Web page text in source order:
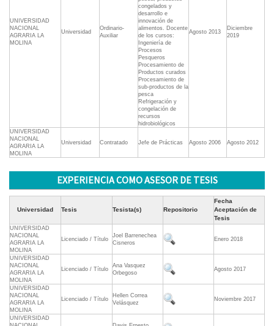
UNIVERSIDAD
NACIONAL
AGRARIA LA
MOLINA
Universidad
Ordinario-
Auxiliar
congelados y
desarrollo e
innovación de
alimentos. Docente
de los cursos:
Ingeniería de
Procesos
Pesqueros
Procesamiento de
Productos curados
Procesamiento de
sub-productos de la
pesca
Refrigeración y
congelación de
recursos
hidrobiológicos
Agosto 2013
Diciembre
2019
UNIVERSIDAD
NACIONAL
AGRARIA LA
MOLINA
Universidad Contratado Jefe de Prácticas Agosto 2006 Agosto 2012
EXPERIENCIA COMO ASESOR DE TESIS
Universidad Tesis Tesista(s) Repositorio
Fecha
Aceptación de
Tesis
UNIVERSIDAD
NACIONAL
AGRARIA LA
MOLINA
Licenciado / Título
Joel Barrenechea
Cisneros
Enero 2018
UNIVERSIDAD
NACIONAL
AGRARIA LA
MOLINA
Licenciado / Título
Ana Vasquez
Orbegoso
Agosto 2017
UNIVERSIDAD
NACIONAL
AGRARIA LA
MOLINA
Licenciado / Título
Hellen Correa
Velásquez
Noviembre 2017
UNIVERSIDAD